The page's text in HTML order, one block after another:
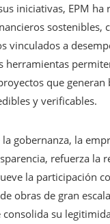
iniciativas, EPM ha
sostenibles,
vinculados a
herramientas
que generan
y verificables.
gobernanza, la
refuerza la
la participación
obras de gran
su